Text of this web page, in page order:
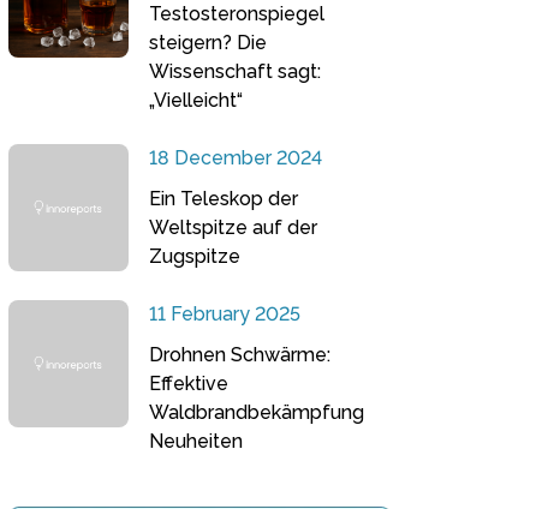
Testosteronspiegel
steigern? Die
Wissenschaft sagt:
„Vielleicht“
18 December 2024
Ein Teleskop der
Weltspitze auf der
Zugspitze
11 February 2025
Drohnen Schwärme:
Effektive
Waldbrandbekämpfung
Neuheiten